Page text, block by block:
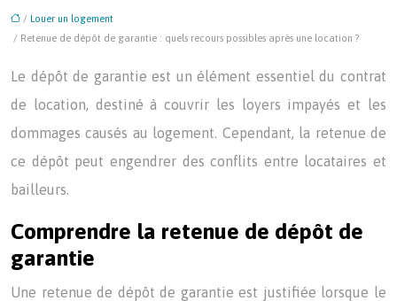
/ Louer un logement
/ Retenue de dépôt de garantie : quels recours possibles après une location ?
Le dépôt de garantie est un élément essentiel du contrat
de location, destiné à couvrir les loyers impayés et les
dommages causés au logement. Cependant, la retenue de
ce dépôt peut engendrer des conflits entre locataires et
bailleurs.
Comprendre la retenue de dépôt de
garantie
Une retenue de dépôt de garantie est justifiée lorsque le